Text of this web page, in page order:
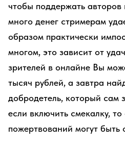
чтобы поддержать
много денег стримерам
образом практически
многом, это зависит от
зрителей в онлайне Вы
тысяч рублей, а завтра
добродетель, который сам
если включить смекалку,
пожертвований могут быть